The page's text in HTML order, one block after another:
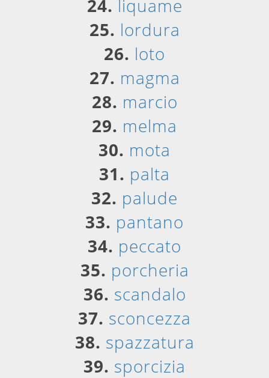
24. liquame
25. lordura
26. loto
27. magma
28. marcio
29. melma
30. mota
31. palta
32. palude
33. pantano
34. peccato
35. porcheria
36. scandalo
37. sconcezza
38. spazzatura
39. sporcizia